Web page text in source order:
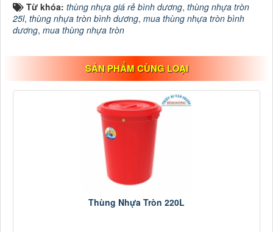
Từ khóa: thùng nhựa giá rẻ bình dương, thùng nhựa tròn
25l, thùng nhựa tròn bình dương, mua thùng nhựa tròn bình
dương, mua thùng nhựa tròn
SẢN PHẨM CÙNG LOẠI
Thùng Nhựa Tròn 220L